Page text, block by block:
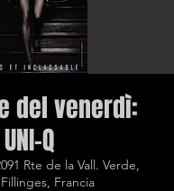
del venerdì:
UNI-Q
Rte de la Vall. Verde,
Francia